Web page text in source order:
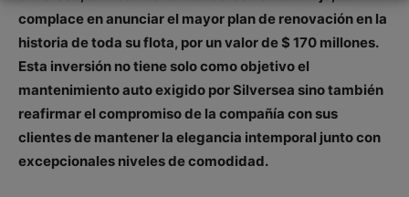
complace en anunciar el mayor plan de renovación en la
historia de toda su flota, por un valor de $ 170 millones.
Esta inversión no tiene solo como objetivo el
mantenimiento auto exigido por Silversea sino también
reafirmar el compromiso de la compañía con sus
clientes de mantener la elegancia intemporal junto con
excepcionales niveles de comodidad.